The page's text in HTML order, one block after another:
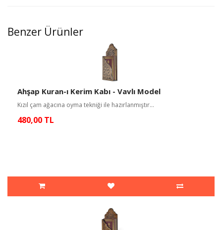
Benzer Ürünler
Ahşap Kuran-ı Kerim Kabı - Vavlı Model
Kızıl çam ağacına oyma tekniği ile hazırlanmıştır...
480,00 TL